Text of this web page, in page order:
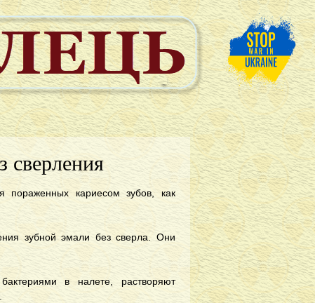
сверления‎
пораженных кариесом зубов, как
зубной эмали без сверла. Они
в налете, растворяют